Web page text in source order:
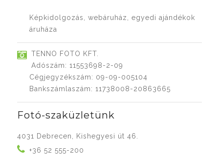
Képkidolgozás, webáruház, egyedi ajándékok
áruháza
TENNO FOTO KFT.
Adószám: 11553698-2-09
Cégjegyzékszám: 09-09-005104
Bankszámlaszám: 11738008-20863665
Fotó-szaküzletünk
4031 Debrecen, Kishegyesi út 46.
+36 52 555-200